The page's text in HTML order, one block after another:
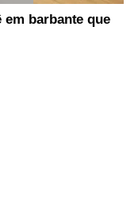
em barbante que